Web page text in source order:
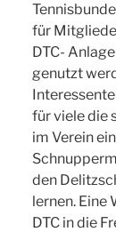
für
DTC-
genutzt
für viele die
im Verein
den
lernen. Eine
DTC in die